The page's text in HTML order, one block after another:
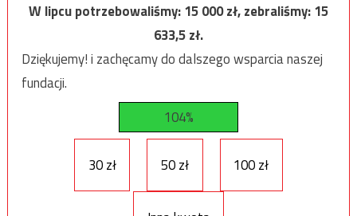
W lipcu potrzebowaliśmy:15 000zł, zebraliśmy:15
633,5zł.
Dziękujemy! i zachęcamy do dalszego wsparcia naszej
fundacji.
104%
30 zł 50 zł 100 zł